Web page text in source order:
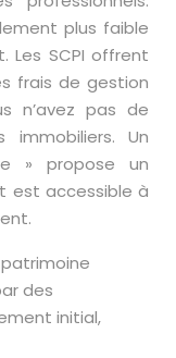
plus faible
Les SCPI offrent
frais de gestion
n’avez pas de
Un
» propose un
est accessible à
des
initial,